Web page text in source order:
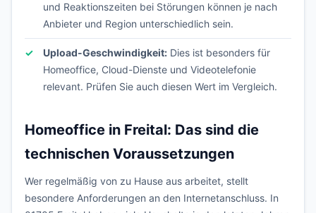
und Reaktionszeiten bei Störungen können je nach
Anbieter und Region unterschiedlich sein.
Upload-Geschwindigkeit: Dies ist besonders für
Homeoffice, Cloud-Dienste und Videotelefonie
relevant. Prüfen Sie auch diesen Wert im Vergleich.
Homeoffice in Freital: Das sind die
technischen Voraussetzungen
Wer regelmäßig von zu Hause aus arbeitet, stellt
besondere Anforderungen an den Internetanschluss. In